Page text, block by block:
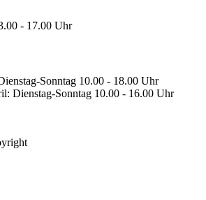
- 17.00 Uhr
Sonntag 10.00 - 18.00 Uhr
Dienstag-Sonntag 10.00 - 16.00 Uhr